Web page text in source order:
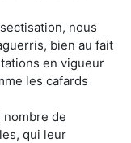
nous
bien au fait
en vigueur
les cafards
de
qui leur